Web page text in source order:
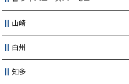
山崎
白州
知多